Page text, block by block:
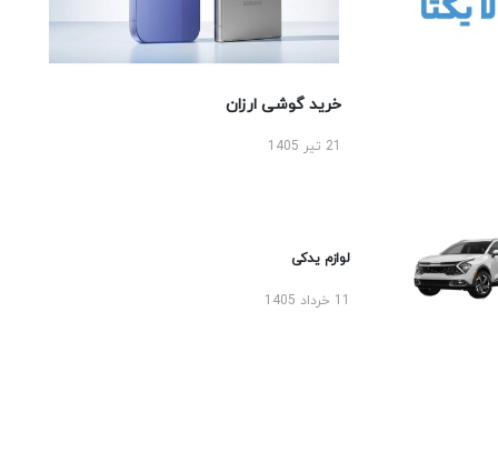
خرید گوشی ارزان
لوازم یدکی